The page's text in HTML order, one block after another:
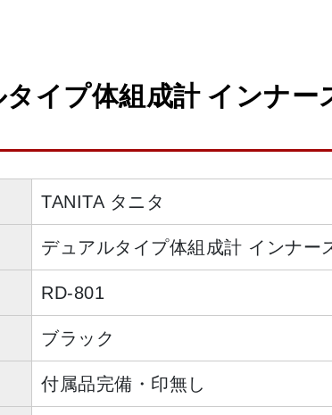
イプ体組成計 インナ
TANITA タニタ
デュアルタイプ体組成計 インナー
RD-801
ブラック
付属品完備・印無し